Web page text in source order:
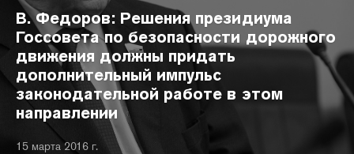
В. Федоров: Решения президиума
Госсовета по безопасности дорожного
движения должны придать
дополнительный импульс
законодательной работе в этом
направлении
15 марта 2016 г.